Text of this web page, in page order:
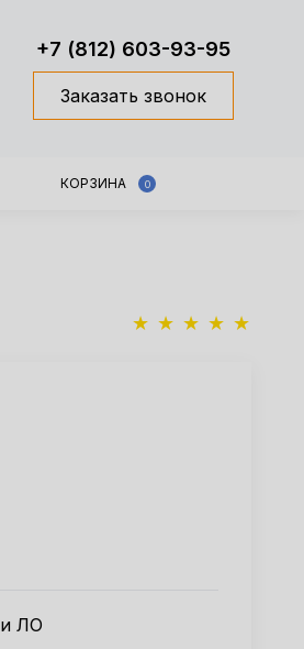
+7 (812) 603-93-95
Заказать звонок
КОРЗИНА 0
ЛО